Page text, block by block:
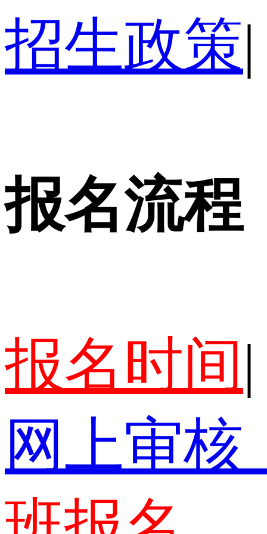
招生政策|
报名流程
报名时间 |
网上审